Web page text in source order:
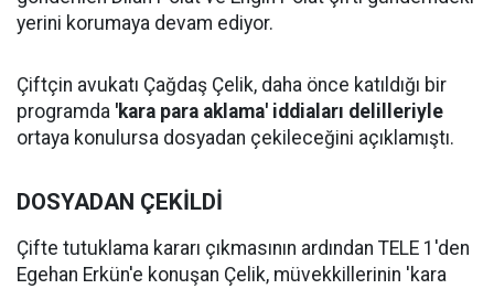
yerini korumaya devam ediyor.
Çiftçin avukatı Çağdaş Çelik, daha önce katıldığı bir
programda 'kara para aklama' iddiaları delilleriyle
ortaya konulursa dosyadan çekileceğini açıklamıştı.
DOSYADAN ÇEKİLDİ
Çifte tutuklama kararı çıkmasının ardından TELE 1'den
Egehan Erkün'e konuşan Çelik, müvekkillerinin 'kara